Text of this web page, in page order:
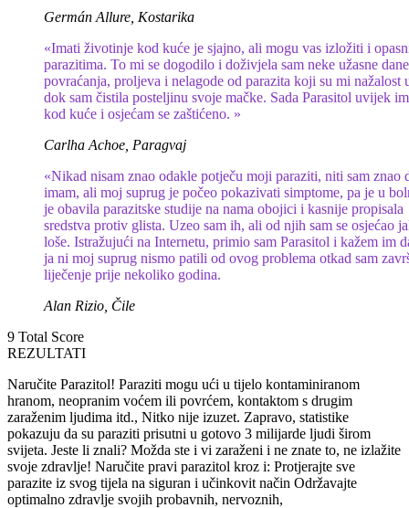
Germán Allure, Kostarika
«Imati životinje kod kuće je sjajno, ali mogu vas izložiti i
parazitima. To mi se dogodilo i doživjela sam neke užasne dane
povraćanja, proljeva i nelagode od parazita koji su mi nažalost
dok sam čistila posteljinu svoje mačke. Sada Parasitol uvijek
kod kuće i osjećam se zaštićeno. »
Carlha Achoe, Paragvaj
«Nikad nisam znao odakle potječu moji paraziti, niti sam znao
imam, ali moj suprug je počeo pokazivati ​​simptome, pa je u
je obavila parazitske studije na nama obojici i kasnije propisala
sredstva protiv glista. Uzeo sam ih, ali od njih sam se osjećao
loše. Istražujući na Internetu, primio sam Parasitol i kažem im
ja ni moj suprug nismo patili od ovog problema otkad sam
liječenje prije nekoliko godina.
Alan Rizio, Čile
9 Total Score
REZULTATI
Naručite Parazitol! Paraziti mogu ući u tijelo kontaminiranom
hranom, neopranim voćem ili povrćem, kontaktom s drugim
zaraženim ljudima itd., Nitko nije izuzet. Zapravo, statistike
pokazuju da su paraziti prisutni u gotovo 3 milijarde ljudi širom
svijeta. Jeste li znali? Možda ste i vi zaraženi i ne znate to, ne izlažite
svoje zdravlje! Naručite pravi parazitol kroz i: Protjerajte sve
parazite iz svog tijela na siguran i učinkovit način Održavajte
optimalno zdravlje svojih probavnih, nervoznih,